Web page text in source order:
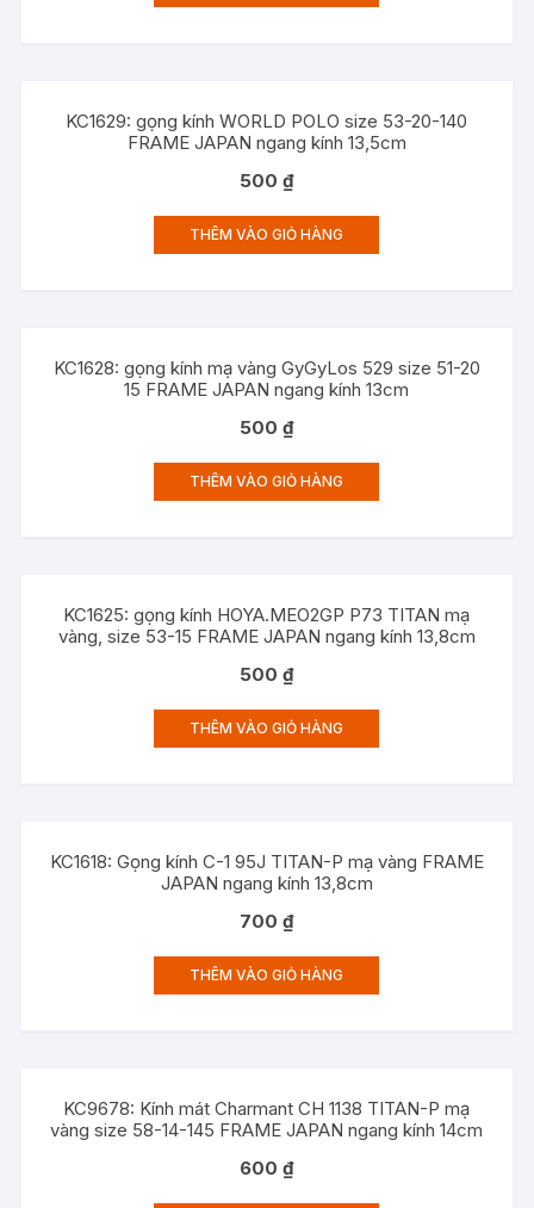
KC1629: gọng kính WORLD POLO size 53-20-140
FRAME JAPAN ngang kính 13,5cm
500₫
THÊM VÀO GIỎ HÀNG
KC1628: gọng kính mạ vàng GyGyLos 529 size 51-20
15 FRAME JAPAN ngang kính 13cm
500₫
THÊM VÀO GIỎ HÀNG
KC1625: gọng kính HOYA.MEO2GP P73 TITAN mạ
vàng, size 53-15 FRAME JAPAN ngang kính 13,8cm
500₫
THÊM VÀO GIỎ HÀNG
KC1618: Gọng kính C-1 95J TITAN-P mạ vàng FRAME
JAPAN ngang kính 13,8cm
700₫
THÊM VÀO GIỎ HÀNG
KC9678: Kính mát Charmant CH 1138 TITAN-P mạ
vàng size 58-14-145 FRAME JAPAN ngang kính 14cm
600₫